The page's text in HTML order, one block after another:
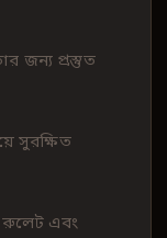
জন্য প্রস্তুত
সুরক্ষিত
রুলেট এবং